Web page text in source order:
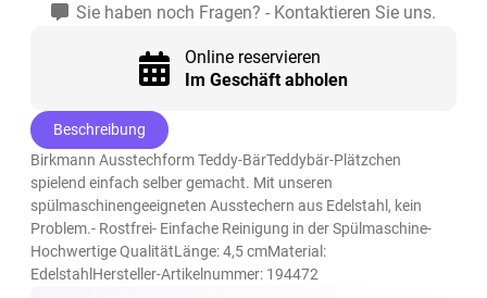
Sie haben noch Fragen? - Kontaktieren Sie uns.
Online reservieren
Im Geschäft abholen
Beschreibung
Birkmann Ausstechform Teddy-BärTeddybär-Plätzchen
spielend einfach selber gemacht. Mit unseren
spülmaschinengeeigneten Ausstechern aus Edelstahl, kein
Problem.- Rostfrei- Einfache Reinigung in der Spülmaschine-
Hochwertige QualitätLänge: 4,5 cmMaterial:
EdelstahlHersteller-Artikelnummer: 194472